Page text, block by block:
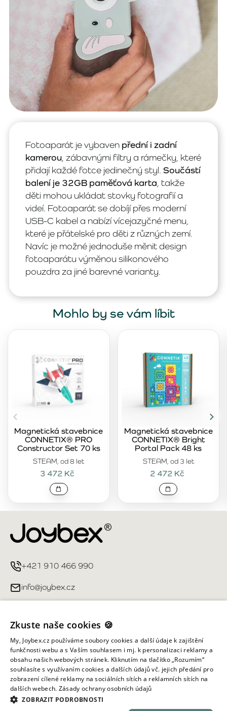
Fotoaparát je vybaven přední i zadní
kamerou , zábavnými filtry a rámečky, které
přidají každé fotce jedinečný styl. Součástí
balení je 32GB paměťová karta , takže
děti mohou ukládat stovky fotografií a
videí. Fotoaparát se dobíjí přes moderní
USB-C kabel a nabízí vícejazyčné menu,
které je přátelské pro děti z různých zemí.
Navíc je možné jednoduše měnit design
fotoaparátu výměnou silikonového
pouzdra za jiné barevné varianty.
Mohlo by se vám líbit
STEAM, od 8 let
Magnetická stavebnice
CONNETIX® PRO
Constructor Set 70 ks
3 472 Kč
STEAM, od 3 let
Magnetická stavebnice
CONNETIX® Bright
Portal Pack 48 ks
2 472 Kč
+421 910 466 990
info@joybex.cz
Můj účet
Informace obchodu
Všechna práva vyhrazena ©
Zkuste naše cookies 🍪
My, Joybex.cz používáme soubory cookies a další údaje k zajištění
funkčnosti webu a s Vaším souhlasem i mj. k personalizaci reklamy a
obsahu našich webových stránek. Kliknutím na tlačítko „Rozumím“
souhlasíte s využívaním cookies a dalších údajů vč. jejich předání pro
zobrazení cílené reklamy na sociálních sítích a reklamních sítích na
dalších webech. Zásady ochrany osobních údajů
ZOBRAZIT PODROBNOSTI